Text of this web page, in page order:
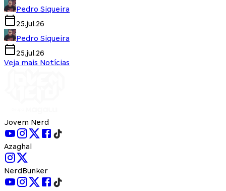
Pedro Siqueira
25.jul.26
Pedro Siqueira
25.jul.26
Veja mais Notícias
Jovem Nerd
Azaghal
NerdBunker